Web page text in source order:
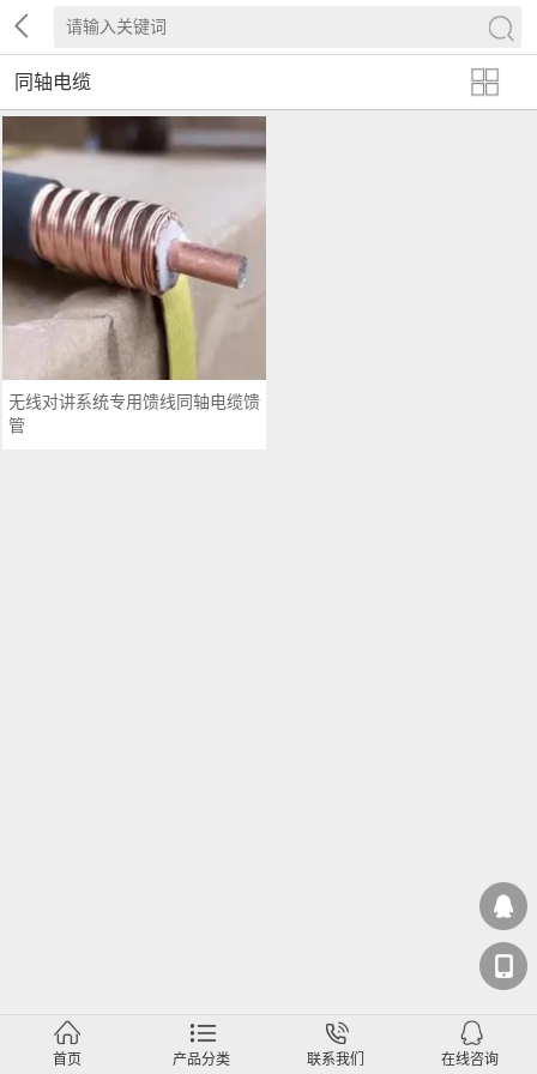
同轴电缆
无线对讲系统专用馈线同轴电缆馈
管
首页 产品分类 联系我们 在线咨询